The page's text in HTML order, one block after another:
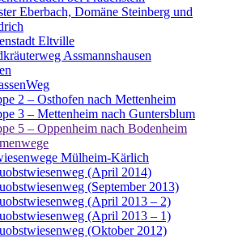
Eberbach, Domäne Steinberg und
Eltville
Assmannshausen
2 – Osthofen nach Mettenheim
3 – Mettenheim nach Guntersblum
5 – Oppenheim nach Bodenheim
Mülheim-Kärlich
(April 2014)
(September 2013)
(April 2013 – 2)
(April 2013 – 1)
(Oktober 2012)